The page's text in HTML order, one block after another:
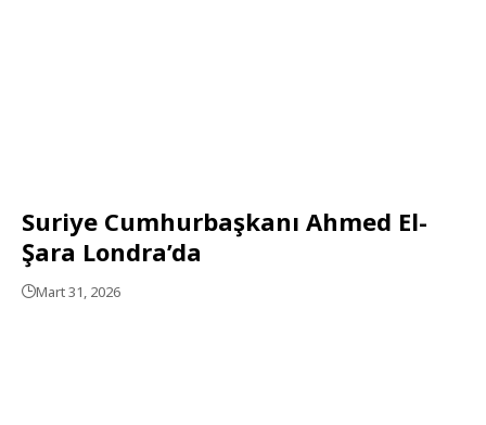
Suriye Cumhurbaşkanı Ahmed El-
Şara Londra’da
Mart 31, 2026